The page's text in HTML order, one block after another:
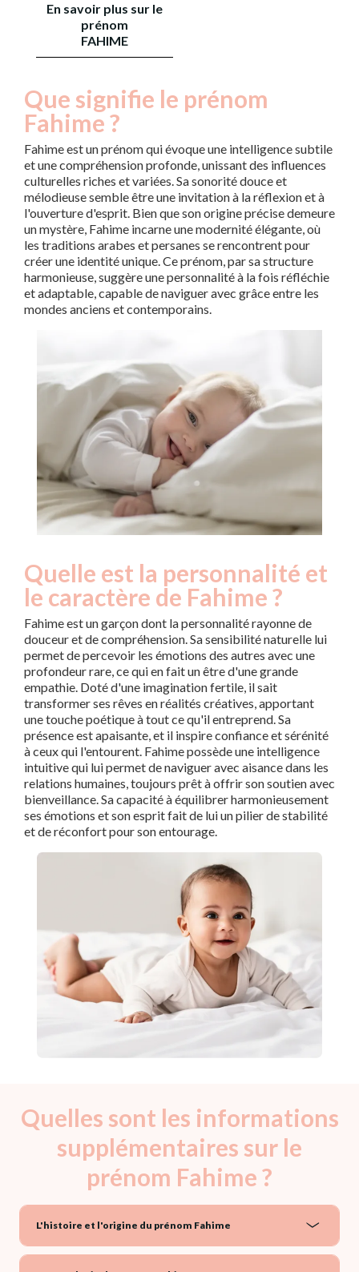
En savoir plus sur le
prénom
FAHIME
Que signifie le prénom
Fahime ?
Fahime est un prénom qui évoque une intelligence subtile
et une compréhension profonde, unissant des influences
culturelles riches et variées. Sa sonorité douce et
mélodieuse semble être une invitation à la réflexion et à
l'ouverture d'esprit. Bien que son origine précise demeure
un mystère, Fahime incarne une modernité élégante, où
les traditions arabes et persanes se rencontrent pour
créer une identité unique. Ce prénom, par sa structure
harmonieuse, suggère une personnalité à la fois réfléchie
et adaptable, capable de naviguer avec grâce entre les
mondes anciens et contemporains.
Quelle est la personnalité et
le caractère de Fahime ?
Fahime est un garçon dont la personnalité rayonne de
douceur et de compréhension. Sa sensibilité naturelle lui
permet de percevoir les émotions des autres avec une
profondeur rare, ce qui en fait un être d'une grande
empathie. Doté d'une imagination fertile, il sait
transformer ses rêves en réalités créatives, apportant
une touche poétique à tout ce qu'il entreprend. Sa
présence est apaisante, et il inspire confiance et sérénité
à ceux qui l'entourent. Fahime possède une intelligence
intuitive qui lui permet de naviguer avec aisance dans les
relations humaines, toujours prêt à offrir son soutien avec
bienveillance. Sa capacité à équilibrer harmonieusement
ses émotions et son esprit fait de lui un pilier de stabilité
et de réconfort pour son entourage.
Quelles sont les informations
supplémentaires sur le
prénom Fahime ?
L'histoire et l'origine du prénom Fahime